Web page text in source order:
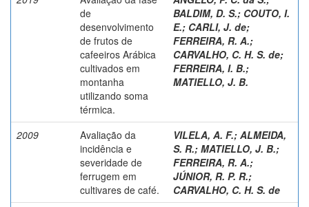
de
desenvolvimento
de frutos de
cafeeiros Arábica
cultivados em
montanha
utilizando soma
térmica.
BALDIM, D. S.; COUTO, I.
E.; CARLI, J. de;
FERREIRA, R. A.;
CARVALHO, C. H. S. de;
FERREIRA, I. B.;
MATIELLO, J. B.
2009
Avaliação da
incidência e
severidade de
ferrugem em
cultivares de café.
VILELA, A. F.; ALMEIDA,
S. R.; MATIELLO, J. B.;
FERREIRA, R. A.;
JÚNIOR, R. P. R.;
CARVALHO, C. H. S. de